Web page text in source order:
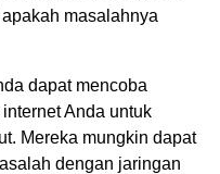
masalahnya
dapat mencoba
Anda untuk
Mereka mungkin dapat
dengan jaringan